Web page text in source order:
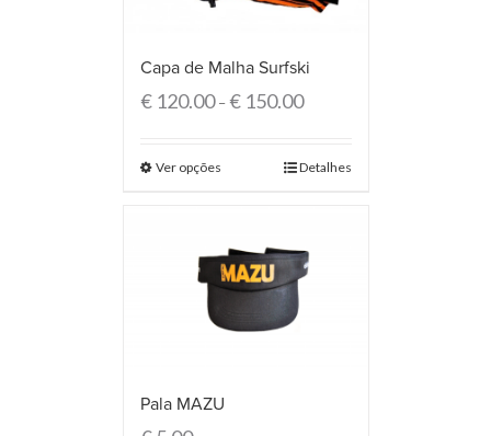
Capa de Malha Surfski
€120.00–€150.00
Ver opções Detalhes
Pala MAZU